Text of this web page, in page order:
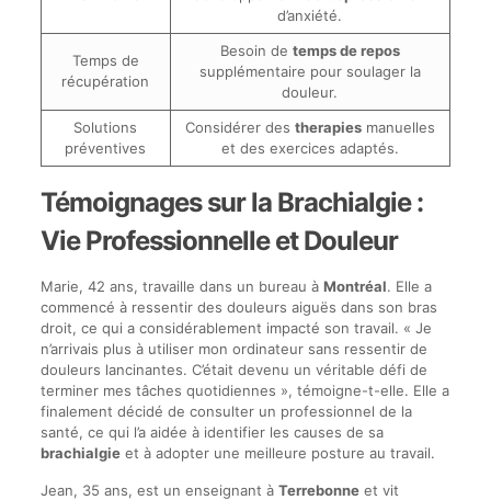
d’anxiété.
Temps de
récupération
Besoin de temps de repos
supplémentaire pour soulager la
douleur.
Solutions
préventives
Considérer des therapiesmanuelles
et des exercices adaptés.
Témoignages sur la Brachialgie :
Vie Professionnelle et Douleur
Marie, 42 ans, travaille dans un bureau à Montréal. Elle a
commencé à ressentir des douleurs aiguës dans son bras
droit, ce qui a considérablement impacté son travail. « Je
n’arrivais plus à utiliser mon ordinateur sans ressentir de
douleurs lancinantes. C’était devenu un véritable défi de
terminer mes tâches quotidiennes », témoigne-t-elle. Elle a
finalement décidé de consulter un professionnel de la
santé, ce qui l’a aidée à identifier les causes de sa
brachialgieet à adopter une meilleure posture au travail.
Jean, 35 ans, est un enseignant à Terrebonneet vit